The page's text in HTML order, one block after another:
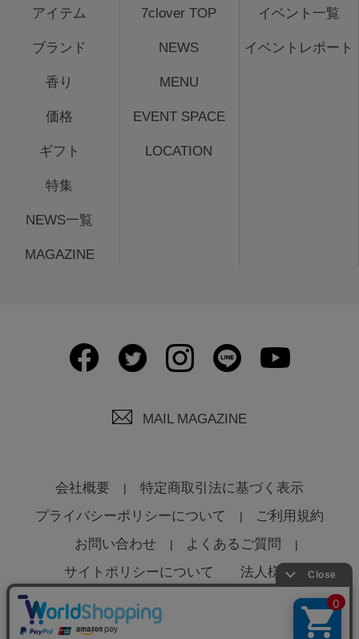
アイテム
ブランド
香り
価格
ギフト
特集
NEWS一覧
MAGAZINE
7clover TOP
NEWS
MENU
EVENT SPACE
LOCATION
イベント一覧
イベントレポート
MAIL MAGAZINE
会社概要
特定商取引法に基づく表示
プライバシーポリシーについて
ご利用規約
お問い合わせ
よくあるご質問
サイトポリシーについて
法人様へ